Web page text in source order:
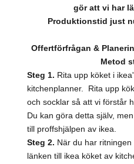
gör att vi har
Produktionstid just
Offertförfrågan &
Metod
Steg 1. Rita upp köket i
kitchenplanner. Rita upp
och socklar så att vi förstår
Du kan göra detta själv,
till proffshjälpen av ikea.
Steg 2. När du har
länken till ikea köket av